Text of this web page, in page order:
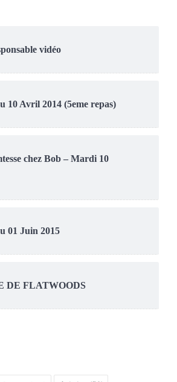
vidéo
10 Avril 2014 (5eme repas)
chez Bob – Mardi 10
01 Juin 2015
DE FLATWOODS